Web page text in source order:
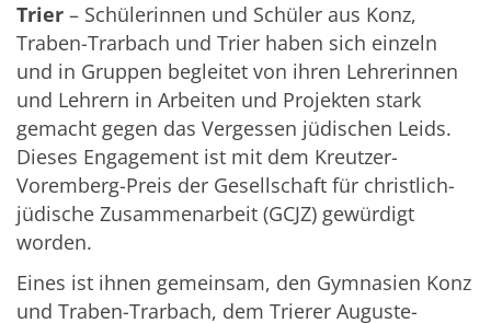
Trier – Schülerinnen und Schüler aus Konz,
Traben-Trarbach und Trier haben sich einzeln
und in Gruppen begleitet von ihren Lehrerinnen
und Lehrern in Arbeiten und Projekten stark
gemacht gegen das Vergessen jüdischen Leids.
Dieses Engagement ist mit dem Kreutzer-
Voremberg-Preis der Gesellschaft für christlich-
jüdische Zusammenarbeit (GCJZ) gewürdigt
worden.
Eines ist ihnen gemeinsam, den Gymnasien Konz
und Traben-Trarbach, dem Trierer Auguste-